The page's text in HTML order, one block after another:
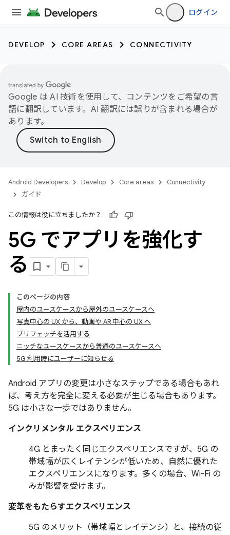
ログイン
DEVELOP CORE AREAS CONNECTIVITY
Google は AI 技術を使用して、コンテンツをご希望の言
語に翻訳しています。AI 翻訳には誤りが含まれる場合が
あります。
Android Developers Develop Core areas
Connectivity
ガイド
この情報は役に立ちましたか？
5G でアプリを強化す
る
このページの内容
屋内のユースケースから屋外のユースケースへ
写真中心の UX から、動画や AR 中心の UX へ
プリフェッチを活用する
ニッチなユースケースから普通のユースケースへ
5G 利用時にユーザーに知らせる
Android アプリの変更は小さなステップである場合もあれ
ば、考え方を完全に変える必要が生じる場合もあります。
5G は小さな一歩ではありません。
インクリメンタル エクスペリエンス
4G とまったく同じエクスペリエンスですが、5G の
帯域幅が広くレイテンシが低いため、自然に優れた
エクスペリエンスになります。多くの場合、Wi-Fi の
みが影響を受けます。
変革をもたらすエクスペリエンス
5G のメリット（帯域幅とレイテンシ）と、接続の従